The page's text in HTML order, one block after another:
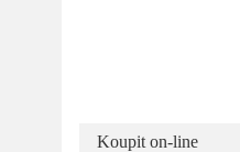
Koupit on-line